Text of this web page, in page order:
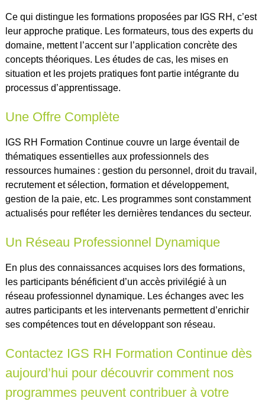
Ce qui distingue les formations proposées par IGS RH, c’est
leur approche pratique. Les formateurs, tous des experts du
domaine, mettent l’accent sur l’application concrète des
concepts théoriques. Les études de cas, les mises en
situation et les projets pratiques font partie intégrante du
processus d’apprentissage.
Une Offre Complète
IGS RH Formation Continue couvre un large éventail de
thématiques essentielles aux professionnels des
ressources humaines : gestion du personnel, droit du travail,
recrutement et sélection, formation et développement,
gestion de la paie, etc. Les programmes sont constamment
actualisés pour refléter les dernières tendances du secteur.
Un Réseau Professionnel Dynamique
En plus des connaissances acquises lors des formations,
les participants bénéficient d’un accès privilégié à un
réseau professionnel dynamique. Les échanges avec les
autres participants et les intervenants permettent d’enrichir
ses compétences tout en développant son réseau.
Contactez IGS RH Formation Continue dès
aujourd’hui pour découvrir comment nos
programmes peuvent contribuer à votre